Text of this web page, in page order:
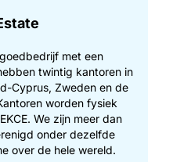
met een
twintig kantoren in
Cyprus, Zweden en de
worden fysiek
We zijn meer dan
onder dezelfde
over de hele wereld.